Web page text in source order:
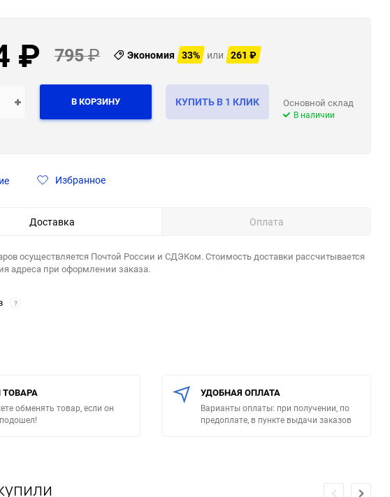
₽ 795₽ Экономия 33% или 261 ₽
В КОРЗИНУ КУПИТЬ В 1 КЛИК Основной склад
В наличии
Избранное
Доставка Оплата
осуществляется Почтой России и СДЭКом. Стоимость доставки рассчитывается
адреса при оформлении заказа.
?
обменять товар, если он
УДОБНАЯ ОПЛАТА
Варианты оплаты: при получении, по
предоплате, в пункте выдачи заказов